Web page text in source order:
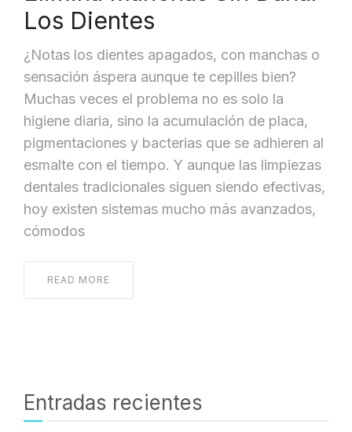
Los Dientes
¿Notas los dientes apagados, con manchas o
sensación áspera aunque te cepilles bien?
Muchas veces el problema no es solo la
higiene diaria, sino la acumulación de placa,
pigmentaciones y bacterias que se adhieren al
esmalte con el tiempo. Y aunque las limpiezas
dentales tradicionales siguen siendo efectivas,
hoy existen sistemas mucho más avanzados,
cómodos
READ MORE
Entradas recientes